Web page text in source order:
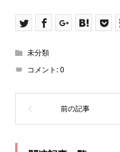
未分類
コメント:0